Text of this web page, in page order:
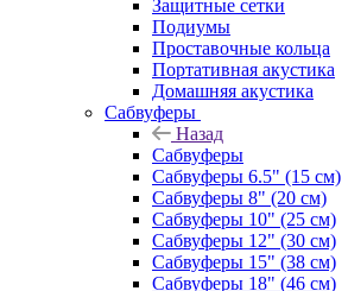
Защитные сетки
Подиумы
Проставочные кольца
Портативная акустика
Домашняя акустика
Сабвуферы
Назад
Сабвуферы
Сабвуферы 6.5" (15 см)
Сабвуферы 8" (20 см)
Сабвуферы 10" (25 см)
Сабвуферы 12" (30 см)
Сабвуферы 15" (38 см)
Сабвуферы 18" (46 см)